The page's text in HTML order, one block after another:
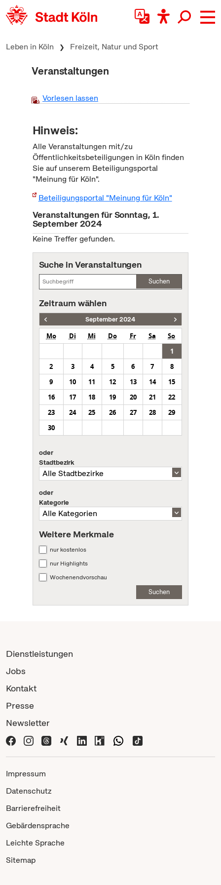
zum Inhalt springen
Leben in Köln Freizeit, Natur und Sport
Veranstaltungen
Vorlesen lassen
Hinweis:
Alle Veranstaltungen mit/zu
Öffentlichkeitsbeteiligungen in Köln finden
Sie auf unserem Beteiligungsportal
"Meinung für Köln".
Beteiligungsportal "Meinung für Köln"
Veranstaltungen für Sonntag, 1.
September 2024
Keine Treffer gefunden.
Suche in Veranstaltungen
Suchen
Zeitraum wählen
September 2024
Mo Di Mi Do Fr Sa
So
1
2
3 4 5 6 7
8
9
10 11 12 13 14
15
16
17 18 19 20 21
22
23
24 25 26 27 28
29
30
oder
Stadtbezirk
oder
Kategorie
Weitere Merkmale
nur kostenlos
nur Highlights
Wochenendvorschau
Suchen
Dienstleistungen
Jobs
Kontakt
Presse
Newsletter
Impressum
Datenschutz
Barrierefreiheit
Gebärdensprache
Leichte Sprache
Sitemap